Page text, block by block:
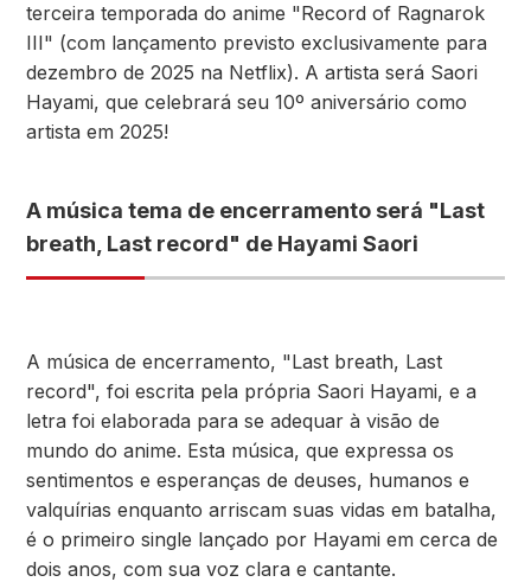
terceira temporada do anime "Record of Ragnarok
III" (com lançamento previsto exclusivamente para
dezembro de 2025 na Netflix). A artista será Saori
Hayami, que celebrará seu 10º aniversário como
artista em 2025!
A música tema de encerramento será "Last
breath, Last record" de Hayami Saori
A música de encerramento, "Last breath, Last
record", foi escrita pela própria Saori Hayami, e a
letra foi elaborada para se adequar à visão de
mundo do anime. Esta música, que expressa os
sentimentos e esperanças de deuses, humanos e
valquírias enquanto arriscam suas vidas em batalha,
é o primeiro single lançado por Hayami em cerca de
dois anos, com sua voz clara e cantante.